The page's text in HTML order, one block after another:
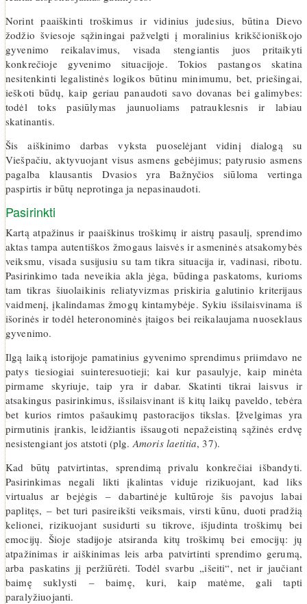
Norint paaiškinti troškimus ir vidinius judesius, būtina Dievo
žodžio šviesoje sąžiningai pažvelgti į moralinius krikščioniškojo
gyvenimo reikalavimus, visada stengiantis juos pritaikyti
konkrečioje gyvenimo situacijoje. Tokios pastangos skatina
nesitenkinti legalistinės logikos būtinu minimumu, bet, priešingai,
ieškoti būdų, kaip geriau panaudoti savo dovanas bei galimybes:
todėl toks pasiūlymas jaunuoliams patrauklesnis ir labiau
skatinantis.
Šis aiškinimo darbas vyksta puoselėjant vidinį dialogą su
Viešpačiu, aktyvuojant visus asmens gebėjimus; patyrusio asmens
pagalba klausantis Dvasios yra Bažnyčios siūloma vertinga
paspirtis ir būtų neprotinga ja nepasinaudoti.
Pasirinkti
Kartą atpažinus ir paaiškinus troškimų ir aistrų pasaulį, sprendimo
aktas tampa autentiškos žmogaus laisvės ir asmeninės atsakomybės
veiksmu, visada susijusiu su tam tikra situacija ir, vadinasi, ribotu.
Pasirinkimo tada neveikia akla jėga, būdinga paskatoms, kurioms
tam tikras šiuolaikinis reliatyvizmas priskiria galutinio kriterijaus
vaidmenį, įkalindamas žmogų kintamybėje. Sykiu išsilaisvinama iš
išorinės ir todėl heteronominės įtaigos bei reikalaujama nuoseklaus
gyvenimo.
Ilgą laiką istorijoje pamatinius gyvenimo sprendimus priimdavo ne
patys tiesiogiai suinteresuotieji; kai kur pasaulyje, kaip minėta
pirmame skyriuje, taip yra ir dabar. Skatinti tikrai laisvus ir
atsakingus pasirinkimus, išsilaisvinant iš kitų laikų paveldo, tebėra
bet kurios rimtos pašaukimų pastoracijos tikslas. Įžvelgimas yra
pirmutinis įrankis, leidžiantis išsaugoti nepažeistiną sąžinės erdvę
nesistengiant jos atstoti (plg.Amoris laetitia, 37).
Kad būtų patvirtintas, sprendimą privalu konkrečiai išbandyti.
Pasirinkimas negali likti įkalintas viduje rizikuojant, kad liks
virtualus ar bejėgis – dabartinėje kultūroje šis pavojus labai
paplitęs, – bet turi pasireikšti veiksmais, virsti kūnu, duoti pradžią
kelionei, rizikuojant susidurti su tikrove, išjudinta troškimų bei
emocijų. Šioje stadijoje atsiranda kitų troškimų bei emocijų: jų
atpažinimas ir aiškinimas leis arba patvirtinti sprendimo gerumą,
arba paskatins jį peržiūrėti. Todėl svarbu „išeiti“, net ir jaučiant
baimę suklysti – baimę, kuri, kaip matėme, gali tapti
paralyžiuojanti.